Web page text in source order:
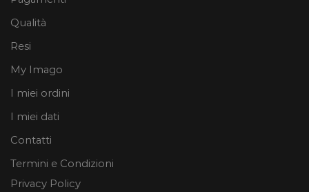
Qualità
Resi
My Imago
I miei ordini
I miei dati
Contatti
Termini e Condizioni
Privacy Policy